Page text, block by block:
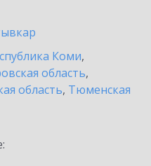
Коми,
область,
область, Тюменская